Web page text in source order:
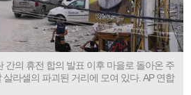
간의 휴전 합의 발표 이후 마을로 돌아온 주
라셀의 파괴된 거리에 모여 있다. AP 연합